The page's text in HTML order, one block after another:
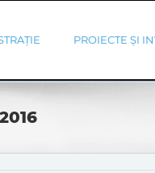
PROIECTE ȘI